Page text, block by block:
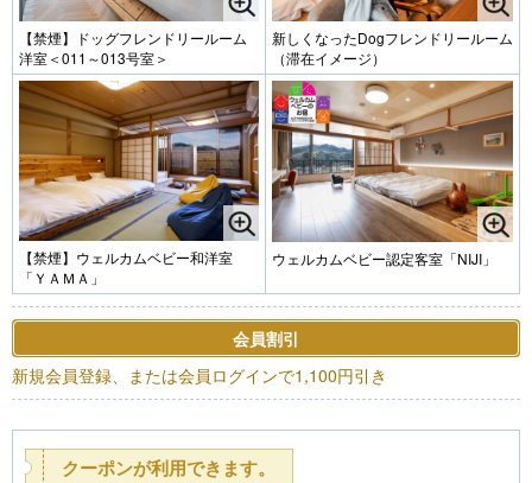
【禁煙】ドッグフレンドリールーム
洋室＜011～013号室＞
新しくなったDogフレンドリールーム
（滞在イメージ）
【禁煙】ウェルカムベビー和洋室
「ＹＡＭＡ」
ウェルカムベビー認定客室「NIJI」
会員割引
新規会員登録、または会員ログインで1,100円引き
クーポンが利用できます。